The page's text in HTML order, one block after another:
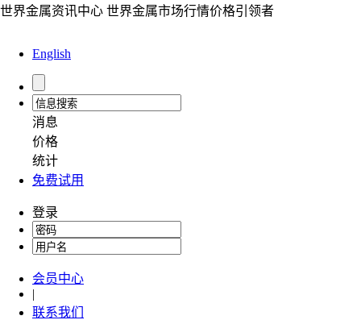
世界金属资讯中心 世界金属市场行情价格引领者
English
消息
价格
统计
免费试用
登录
会员中心
|
联系我们